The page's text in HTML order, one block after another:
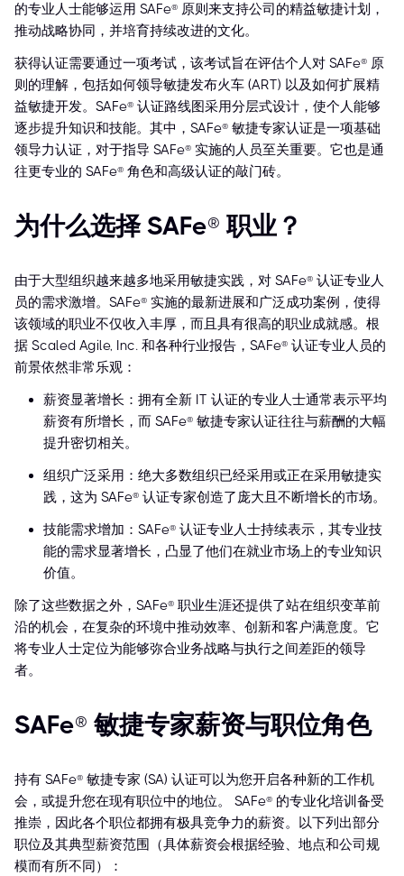
的专业人士能够运用 SAFe® 原则来支持公司的精益敏捷计划，
推动战略协同，并培育持续改进的文化。
获得认证需要通过一项考试，该考试旨在评估个人对 SAFe® 原
则的理解，包括如何领导敏捷发布火车 (ART) 以及如何扩展精
益敏捷开发。SAFe® 认证路线图采用分层式设计，使个人能够
逐步提升知识和技能。其中，SAFe® 敏捷专家认证是一项基础
领导力认证，对于指导 SAFe® 实施的人员至关重要。它也是通
往更专业的 SAFe® 角色和高级认证的敲门砖。
为什么选择 SAFe® 职业？
由于大型组织越来越多地采用敏捷实践，对 SAFe® 认证专业人
员的需求激增。SAFe® 实施的最新进展和广泛成功案例，使得
该领域的职业不仅收入丰厚，而且具有很高的职业成就感。根
据 Scaled Agile, Inc. 和各种行业报告，SAFe® 认证专业人员的
前景依然非常乐观：
薪资显著增长：拥有全新 IT 认证的专业人士通常表示平均
薪资有所增长，而 SAFe® 敏捷专家认证往往与薪酬的大幅
提升密切相关。
组织广泛采用：绝大多数组织已经采用或正在采用敏捷实
践，这为 SAFe® 认证专家创造了庞大且不断增长的市场。
技能需求增加：SAFe® 认证专业人士持续表示，其专业技
能的需求显著增长，凸显了他们在就业市场上的专业知识
价值。
除了这些数据之外，SAFe® 职业生涯还提供了站在组织变革前
沿的机会，在复杂的环境中推动效率、创新和客户满意度。它
将专业人士定位为能够弥合业务战略与执行之间差距的领导
者。
SAFe® 敏捷专家薪资与职位角色
持有 SAFe® 敏捷专家 (SA) 认证可以为您开启各种新的工作机
会，或提升您在现有职位中的地位。 SAFe® 的专业化培训备受
推崇，因此各个职位都拥有极具竞争力的薪资。以下列出部分
职位及其典型薪资范围（具体薪资会根据经验、地点和公司规
模而有所不同）：